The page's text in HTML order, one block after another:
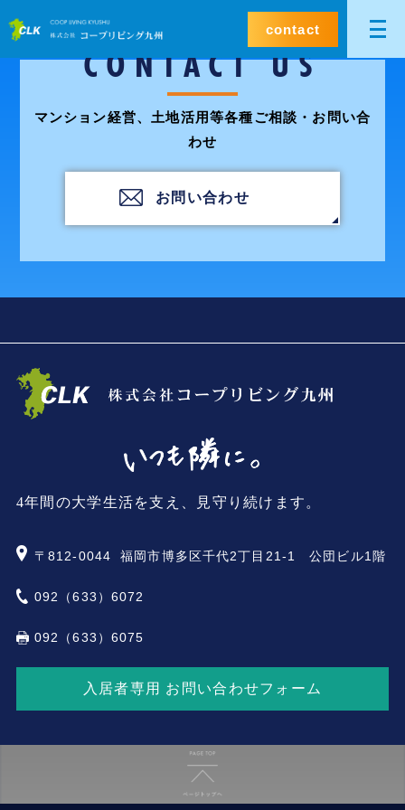
contact
CONTACT US
マンション経営、土地活用等各種ご相談・お問い合
わせ
お問い合わせ
4年間の大学生活を支え、見守り続けます。
〒812-0044 福岡市博多区千代2丁目21-1 公団ビル1階
092（633）6072
092（633）6075
入居者専用 お問い合わせフォーム